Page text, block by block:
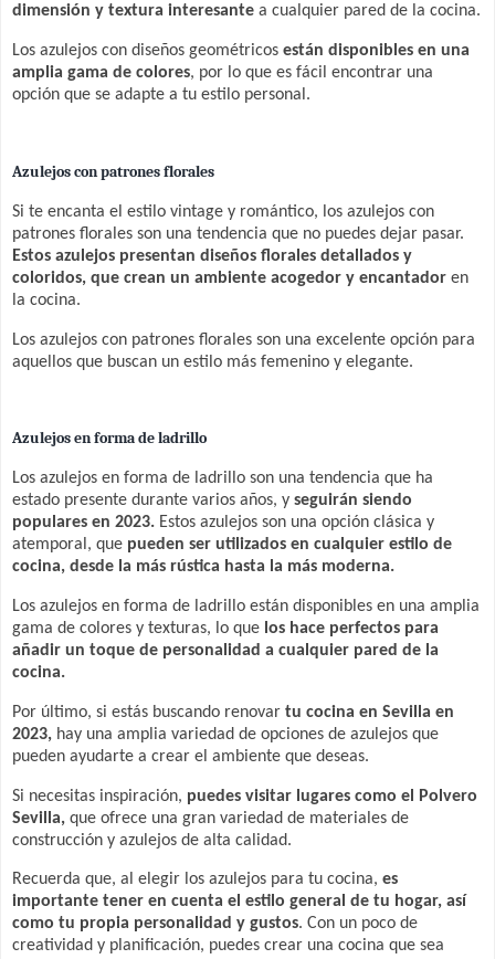
dimensión y textura interesante a cualquier pared de la cocina.
Los azulejos con diseños geométricos están disponibles en una
amplia gama de colores, por lo que es fácil encontrar una
opción que se adapte a tu estilo personal.
Azulejos con patrones florales
Si te encanta el estilo vintage y romántico, los azulejos con
patrones florales son una tendencia que no puedes dejar pasar.
Estos azulejos presentan diseños florales detallados y
coloridos, que crean un ambiente acogedor y encantador en
la cocina.
Los azulejos con patrones florales son una excelente opción para
aquellos que buscan un estilo más femenino y elegante.
Azulejos en forma de ladrillo
Los azulejos en forma de ladrillo son una tendencia que ha
estado presente durante varios años, y seguirán siendo
populares en 2023. Estos azulejos son una opción clásica y
atemporal, que pueden ser utilizados en cualquier estilo de
cocina, desde la más rústica hasta la más moderna.
Los azulejos en forma de ladrillo están disponibles en una amplia
gama de colores y texturas, lo que los hace perfectos para
añadir un toque de personalidad a cualquier pared de la
cocina.
Por último, si estás buscando renovar tu cocina en Sevilla en
2023, hay una amplia variedad de opciones de azulejos que
pueden ayudarte a crear el ambiente que deseas.
Si necesitas inspiración, puedes visitar lugares como el Polvero
Sevilla, que ofrece una gran variedad de materiales de
construcción y azulejos de alta calidad.
Recuerda que, al elegir los azulejos para tu cocina, es
importante tener en cuenta el estilo general de tu hogar, así
como tu propia personalidad y gustos. Con un poco de
creatividad y planificación, puedes crear una cocina que sea